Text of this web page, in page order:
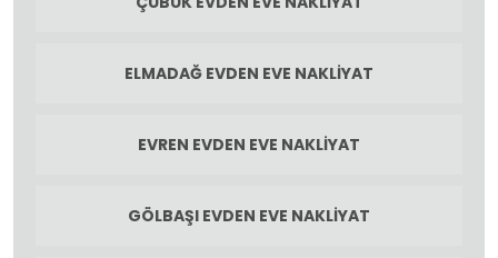
ELMADAĞ EVDEN EVE NAKLIYAT
EVREN EVDEN EVE NAKLIYAT
GÖLBAŞI EVDEN EVE NAKLIYAT